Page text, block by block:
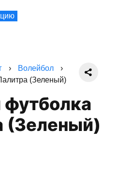
› Волейбол
›
(Зеленый)
(Зеленый)